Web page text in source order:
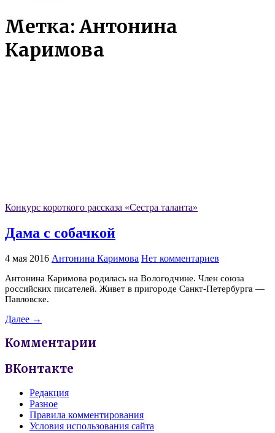
Метка: Антонина
Каримова
Конкурс короткого рассказа «Сестра таланта»
Дама с собачкой
4 мая 2016 Антонина Каримова Нет комментариев
Антонина Каримова родилась на Вологодчине. Член союза
российских писателей. Живет в пригороде Санкт-Петербурга —
Павловске.
Далее →
Комментарии
ВКонтакте
Редакция
Разное
Правила комментирования
Условия использования сайта